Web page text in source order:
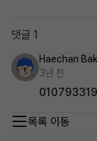
댓글 1
Haechan Bak
3년 전
목록 이동